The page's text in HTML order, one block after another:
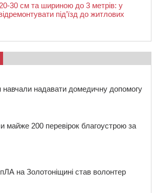
30 см та шириною до 3 метрів: у
під’їзд до житлових
навчали надавати домедичну допомогу
майже 200 перевірок благоустрою за
на Золотоніщині став волонтер